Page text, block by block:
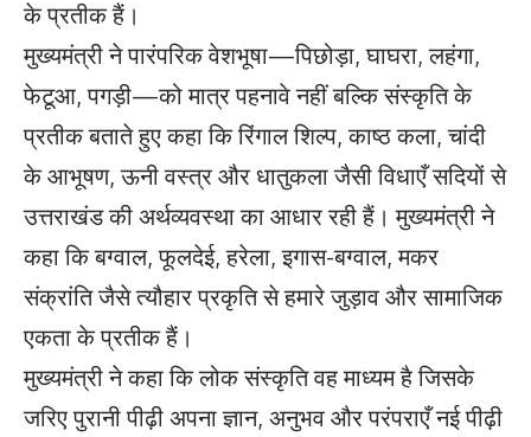
के प्रतीक हैं।
मुख्यमंत्री ने पारंपरिक वेशभूषा—पिछोड़ा, घाघरा, लहंगा,
फेटूआ, पगड़ी—को मात्र पहनावे नहीं बल्कि संस्कृति के
प्रतीक बताते हुए कहा कि रिंगाल शिल्प, काष्ठ कला, चांदी
के आभूषण, ऊनी वस्त्र और धातुकला जैसी विधाएँ सदियों से
उत्तराखंड की अर्थव्यवस्था का आधार रही हैं। मुख्यमंत्री ने
कहा कि बग्वाल, फूलदेई, हरेला, इगास-बग्वाल, मकर
संक्रांति जैसे त्यौहार प्रकृति से हमारे जुड़ाव और सामाजिक
एकता के प्रतीक हैं।
मुख्यमंत्री ने कहा कि लोक संस्कृति वह माध्यम है जिसके
जरिए पुरानी पीढ़ी अपना ज्ञान, अनुभव और परंपराएँ नई पीढ़ी